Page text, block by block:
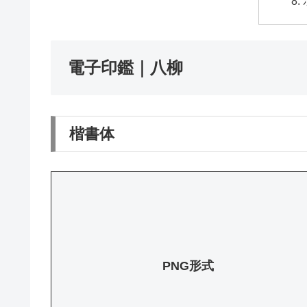
電子印鑑｜八柳
楷書体
PNG形式